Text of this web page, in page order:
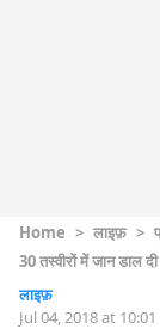
Home > लाइफ़ >
30 तस्वीरों में जान डाल दी
लाइफ़
Jul 04, 2018 at